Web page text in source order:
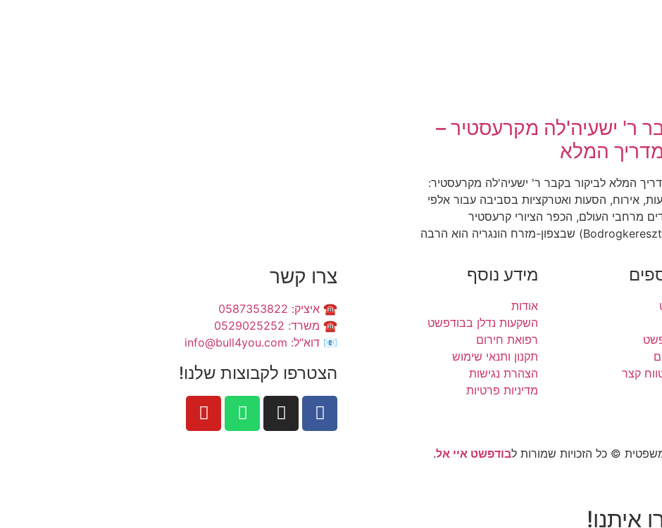
ר' ישעיה'לה מקרעסטיר –
המלא
המלא לביקור בקבר ר' ישעיה'לה מקרעסטיר:
אירוח, הסעות ואטרקציות בסביבה עבור אלפי
מרחבי העולם, הכפר הציורי קרעסטיר
קצר
מידע נוסף
אודות
השקעות נדלן בבודפשט
רפואת חירום
תקנון ותנאי שימוש
הצהרת נגישות
מדיניות פרטיות
צרו קשר
☎️ איציק: 0587353822
☎️ משרד: 0529025252
📧 דוא"ל: info@bull4you.com
הצטרפו לקבוצות שלנו!
© כל הזכויות שמורות לבודפשט איי אל.
איתנו!